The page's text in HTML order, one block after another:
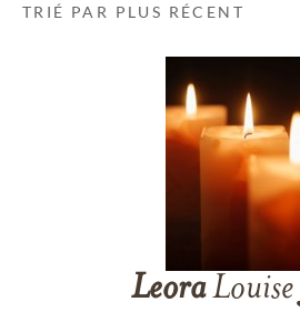
TRIÉ PAR PLUS RÉCENT
LeoraLouise